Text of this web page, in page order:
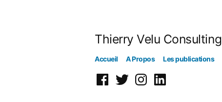
Thierry Velu Consulting
Accueil A Propos Les publications
Facebook
TwitterInstagramLinkedin